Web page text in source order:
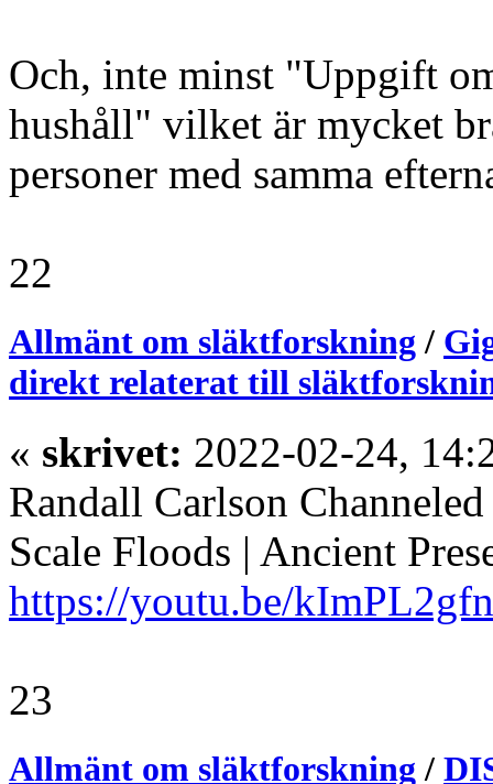
Och, inte minst "Uppgift
hushåll" vilket är mycket
personer med samma
22
Allmänt om släktforskning /
direkt relaterat till
« skrivet: 2022-02-24,
Randall Carlson
Scale Floods | Ancient
https://youtu.be/
23
Allmänt om släktforskning /